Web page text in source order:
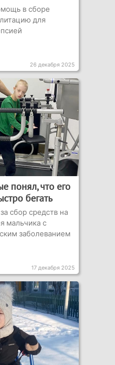
в сборе
для
26 декабря 2025
понял, что его
бегать
сбор средств на
мальчика с
заболеванием
17 декабря 2025